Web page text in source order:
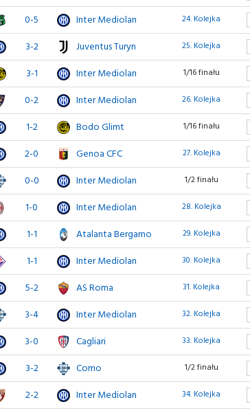
0-5 Inter Mediolan 24. Kolejka
3-2 Juventus Turyn 25. Kolejka
3-1 Inter Mediolan 1/16 finału
0-2 Inter Mediolan 26. Kolejka
1-2 Bodo Glimt 1/16 finału
2-0 Genoa CFC 27. Kolejka
0-0 Inter Mediolan 1/2 finału
1-0 Inter Mediolan 28. Kolejka
1-1 Atalanta Bergamo 29. Kolejka
1-1 Inter Mediolan 30. Kolejka
5-2 AS Roma 31. Kolejka
3-4 Inter Mediolan 32. Kolejka
3-0 Cagliari 33. Kolejka
3-2 Como 1/2 finału
2-2 Inter Mediolan 34. Kolejka